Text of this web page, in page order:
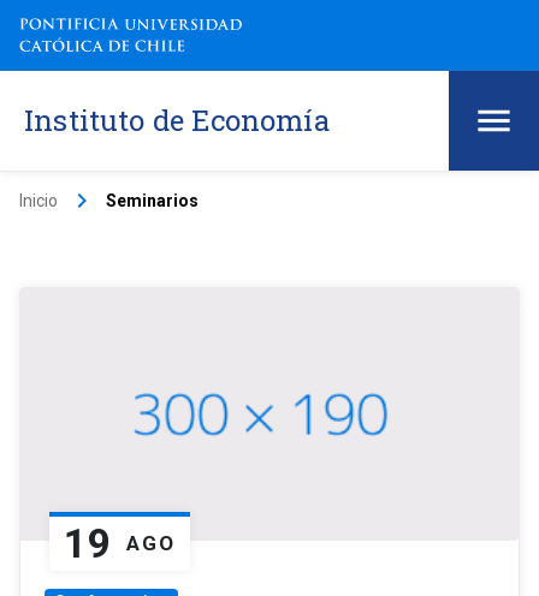
Instituto de Economía
Inicio keyboard_arrow_right Seminarios
19 AGO